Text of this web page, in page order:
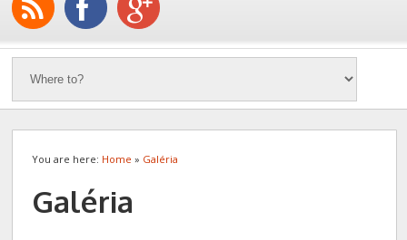
You are here: Home » Galéria
Galéria